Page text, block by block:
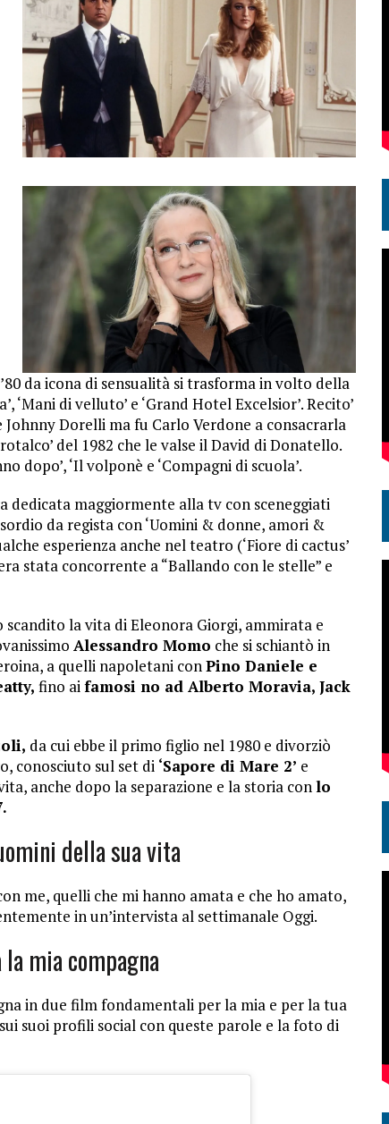
da icona di sensualità si trasforma in volto della
‘Mani di velluto’ e ‘Grand Hotel Excelsior’. Recito’
Dorelli ma fu Carlo Verdone a consacrarla
del 1982 che le valse il David di Donatello.
dopo’, ‘Il volponè e ‘Compagni di scuola’.
dedicata maggiormente alla tv con sceneggiati
da regista con ‘Uomini & donne, amori &
esperienza anche nel teatro (‘Fiore di cactus’
stata concorrente a “Ballando con le stelle” e
scandito la vita di Eleonora Giorgi, ammirata e
Alessandro Momo che si schiantò in
a quelli napoletani conPino Daniele e
fino aifamosi no ad Alberto Moravia, Jack
da cui ebbe il primo figlio nel 1980 e divorziò
conosciuto sul set di ‘Sapore di Mare 2’ e
anche dopo la separazione e la storia conlo
della sua vita
me, quelli che mi hanno amata e che ho amato,
in un’intervista al settimanale Oggi.
mia compagna
in due film fondamentali per la mia e per la tua
suoi profili social con queste parole e la foto di